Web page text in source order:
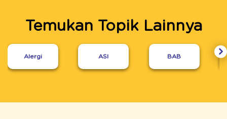
Temukan Topik Lainnya
Alergi ASI BAB